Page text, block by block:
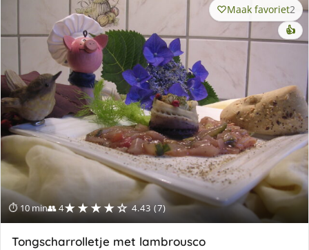
⏱ 10 min👥 4★★★★☆ 4.43 (7)
Maak favoriet2
👍
Tongscharrolletje met lambrousco